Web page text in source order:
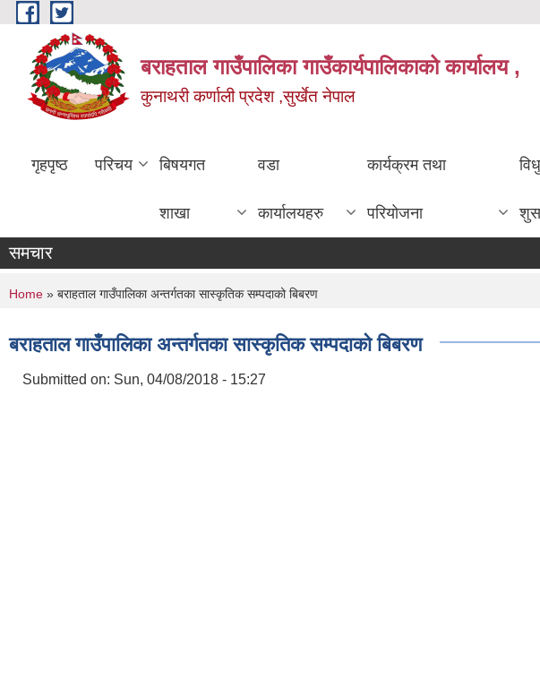
Skip to main content
बराहताल गाउँपालिका गाउँकार्यपालिकाको कार्यालय ,
कुनाथरी कर्णाली प्रदेश ,सुर्खेत नेपाल
गृहपृष्ठ परिचय बिषयगत
शाखा
वडा
कार्यालयहरु
कार्यक्रम तथा
परियोजना
समचार
You are here
Home » बराहताल गाउँपालिका अन्तर्गतका सास्कृतिक सम्पदाको बिबरण
बराहताल गाउँपालिका अन्तर्गतका सास्कृतिक सम्पदाको बिबरण
Submitted on: Sun, 04/08/2018 - 15:27